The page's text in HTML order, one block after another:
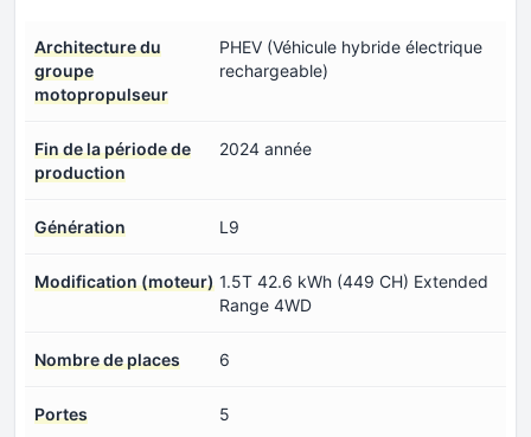
Architecture du
groupe
motopropulseur
PHEV (Véhicule hybride électrique
rechargeable)
Fin de la période de
production
2024 année
Génération L9
Modification (moteur) 1.5T 42.6 kWh (449 CH) Extended
Range 4WD
Nombre de places 6
Portes 5